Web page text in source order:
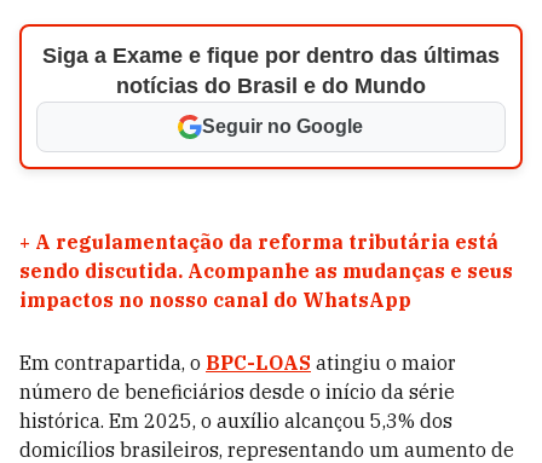
Siga a Exame e fique por dentro das últimas
notícias do Brasil e do Mundo
Seguir no Google
+ A regulamentação da reforma tributária está
sendo discutida. Acompanhe as mudanças e seus
impactos no nosso canal do WhatsApp
Em contrapartida, o BPC-LOAS atingiu o maior
número de beneficiários desde o início da série
histórica. Em 2025, o auxílio alcançou 5,3% dos
domicílios brasileiros, representando um aumento de